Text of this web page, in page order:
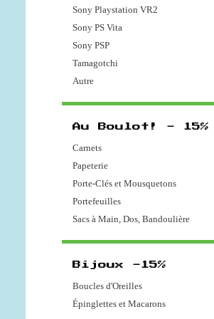
Sony Playstation VR2
Sony PS Vita
Sony PSP
Tamagotchi
Autre
Au Boulot! - 15%
Carnets
Papeterie
Porte-Clés et Mousquetons
Portefeuilles
Sacs à Main, Dos, Bandoulière
Bijoux -15%
Boucles d'Oreilles
Épinglettes et Macarons